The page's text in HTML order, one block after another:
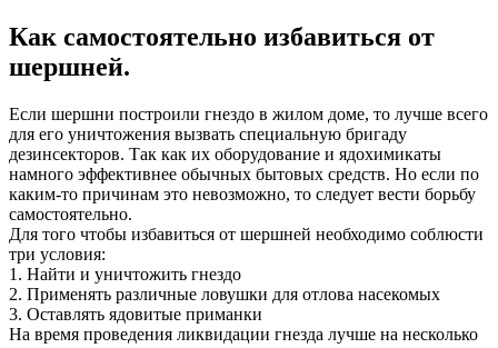
Как самостоятельно избавиться от
шершней.
Если шершни построили гнездо в жилом доме, то лучше всего
для его уничтожения вызвать специальную бригаду
дезинсекторов. Так как их оборудование и ядохимикаты
намного эффективнее обычных бытовых средств. Но если по
каким-то причинам это невозможно, то следует вести борьбу
самостоятельно.
Для того чтобы избавиться от шершней необходимо соблюсти
три условия:
1. Найти и уничтожить гнездо
2. Применять различные ловушки для отлова насекомых
3. Оставлять ядовитые приманки
На время проведения ликвидации гнезда лучше на несколько